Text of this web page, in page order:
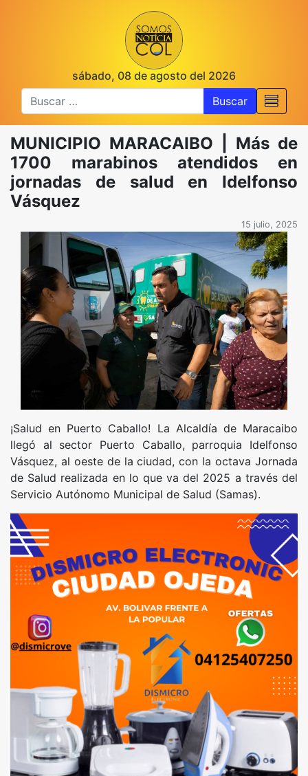
sábado, 08 de agosto del 2026
Buscar
MUNICIPIO MARACAIBO | Más de
1700 marabinos atendidos en
jornadas de salud en Idelfonso
Vásquez
15 julio, 2025
¡Salud en Puerto Caballo! La Alcaldía de Maracaibo
llegó al sector Puerto Caballo, parroquia Idelfonso
Vásquez, al oeste de la ciudad, con la octava Jornada
de Salud realizada en lo que va del 2025 a través del
Servicio Autónomo Municipal de Salud (Samas).